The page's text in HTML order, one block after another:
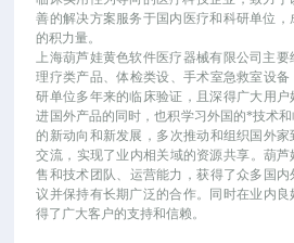
善的解决方案服务于国内医疗和科研单位
的积力量。
上海葫芦娃黄色软件医疗器械有限公司主要经
理疗类产品、体检类设、手术室急救室设
研单位多年来的临床验证，且深得广大用户
进国外产品的同时，也积学习外国的*技术
的新动向和新发展，多次推动和组织国外
交流，实现了业内相关域的资源共享。
售和技术团队、运营能力，获得了众多国内
议并保持有长期广泛的合作。同时在业内良
得了广大客户的支持和信赖。